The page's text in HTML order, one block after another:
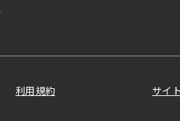
利用規約 サイ